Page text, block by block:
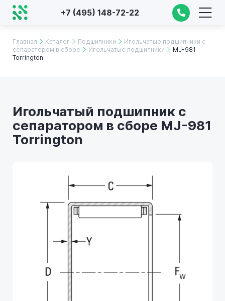
+7 (495) 148-72-22
Главная Каталог Подшипники
Игольчатые подшипники с
сепаратором в сборе
Игольчатые подшипники
MJ-981
Torrington
Игольчатый подшипник с
сепаратором в сборе MJ-981
Torrington